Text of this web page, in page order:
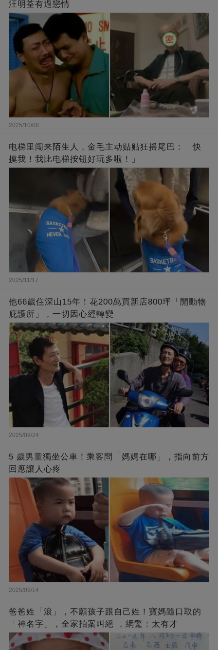
汪明荃有過戀情
2025/10/08
电梯里闯来陌生人，金毛主动贴贴狂摇尾巴：「快
摸我！我比电梯按钮好玩多啦！」
2025/11/17
他66歲住深山15年！花200萬買新店800坪「開動物
庇護所」，一切因心經轉變
2025/09/24
5 歲男童獨坐公車！乘客問「媽媽在哪」，指向前方
回應讓人心疼
2025/09/14
爸爸姓「滾」，不願孩子跟自己姓！寶媽隨口取的
「神名字」，全家拍案叫絕 ，網驚：太有才